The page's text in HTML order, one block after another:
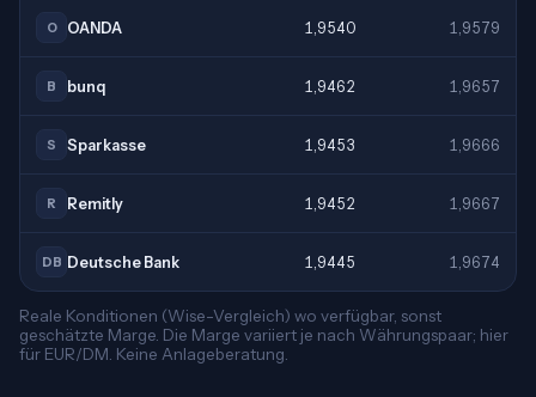
O OANDA 1,9540 1,9579
B bunq 1,9462 1,9657
S Sparkasse 1,9453 1,9666
R Remitly 1,9452 1,9667
DB Deutsche Bank 1,9445 1,9674
Reale Konditionen (Wise-Vergleich) wo verfügbar, sonst
geschätzte Marge. Die Marge variiert je nach Währungspaar; hier
für EUR/DM. Keine Anlageberatung.